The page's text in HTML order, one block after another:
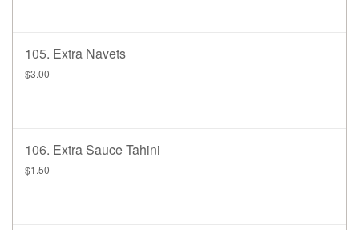
105. Extra Navets
$3.00
106. Extra Sauce Tahini
$1.50